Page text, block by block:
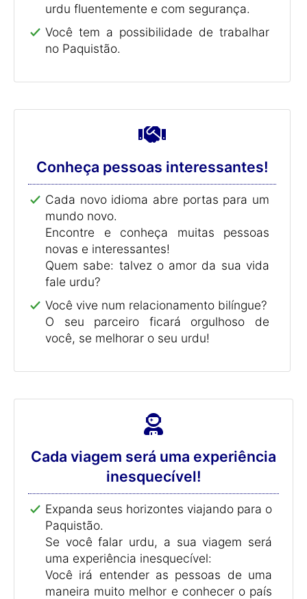
urdu fluentemente e com segurança.
Você tem a possibilidade de trabalhar
no Paquistão.
Conheça pessoas interessantes!
Cada novo idioma abre portas para um
mundo novo.
Encontre e conheça muitas pessoas
novas e interessantes!
Quem sabe: talvez o amor da sua vida
fale urdu?
Você vive num relacionamento bilíngue?
O seu parceiro ficará orgulhoso de
você, se melhorar o seu urdu!
Cada viagem será uma experiência
inesquecível!
Expanda seus horizontes viajando para o
Paquistão.
Se você falar urdu, a sua viagem será
uma experiência inesquecível:
Você irá entender as pessoas de uma
maneira muito melhor e conhecer o país